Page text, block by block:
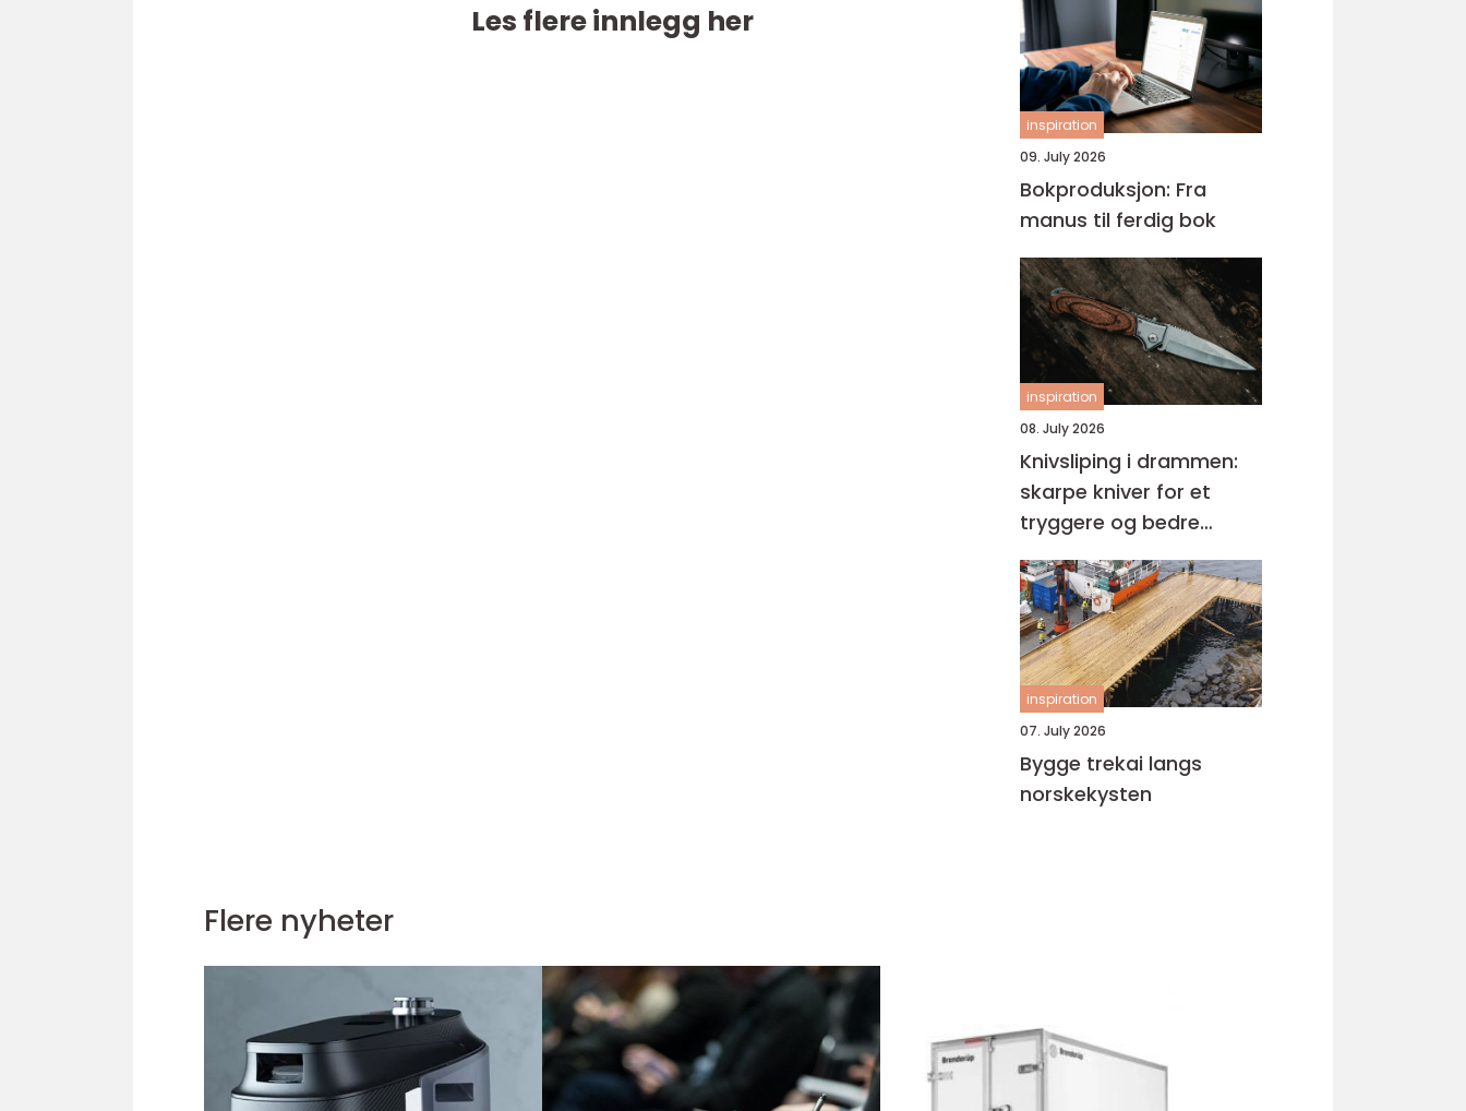
Les flere innlegg her
inspiration
09. July 2026
Bokproduksjon: Fra
manus til ferdig bok
inspiration
08. July 2026
Knivsliping i drammen:
skarpe kniver for et
tryggere og bedre
kjøkken
inspiration
07. July 2026
Bygge trekai langs
norskekysten
Flere nyheter